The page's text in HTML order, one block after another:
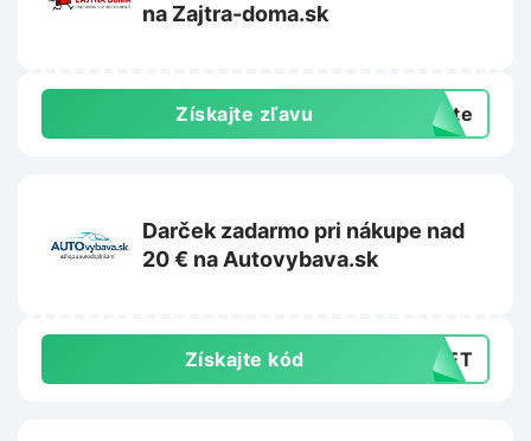
na Zajtra-doma.sk
Získajte zľavu exte
Darček zadarmo pri nákupe nad
20 € na Autovybava.sk
Získajte kód GNET